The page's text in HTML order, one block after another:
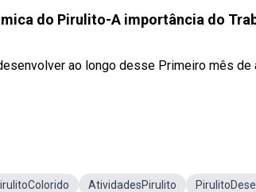
do Pirulito-A importância do
ao longo desse Primeiro mês
AtividadesPirulito